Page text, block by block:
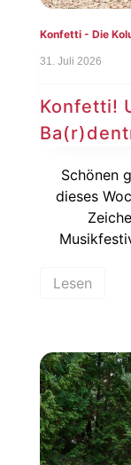
Konfetti - Die
31. Juli 2026
Konfetti!
Schönen
dieses
Lesen